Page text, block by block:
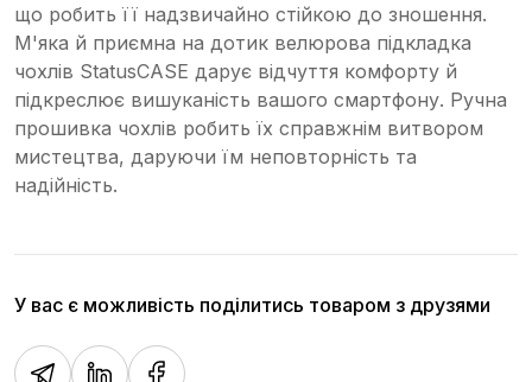
що робить її надзвичайно стійкою до зношення.
М'яка й приємна на дотик велюрова підкладка
чохлів StatusCASE дарує відчуття комфорту й
підкреслює вишуканість вашого смартфону. Ручна
прошивка чохлів робить їх справжнім витвором
мистецтва, даруючи їм неповторність та
надійність.
У вас є можливість поділитись товаром з друзями